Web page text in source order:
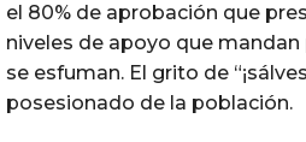
el 80% de aprobación que
niveles de apoyo que
se esfuman. El grito de
posesionado de la población.